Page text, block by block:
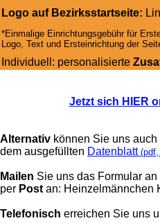
Logo auf Bezirksstartseite:
*Einmalige Einrichtungsgebühr für
Logo, Text und Ersteinrichtung der
Individuell: personalisierte
Jetzt sich HIER
Alternativ können Sie uns auch
dem ausgefüllten Datenblatt
Mailen Sie uns das Formular an
per Post an: Heinzelmännchen
Telefonisch erreichen Sie uns